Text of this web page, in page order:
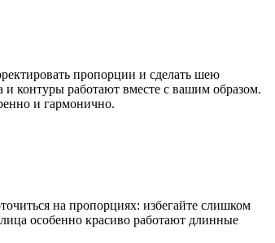
пропорции и сделать шею
контуры работают вместе с вашим образом.
и гармонично.
на пропорциях: избегайте слишком
особенно красиво работают длинные